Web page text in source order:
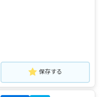
保存する